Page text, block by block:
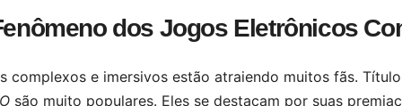
dos Jogos Eletrônicos
complexos e imersivos estão atraiendo muitos fãs.
são muito populares. Eles se destacam por suas